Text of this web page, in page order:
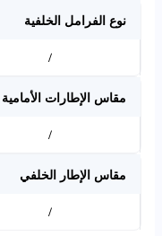
نوع الفرامل الخلفية
/
مقاس الإطارات الأمامية
/
مقاس الإطار الخلفي
/